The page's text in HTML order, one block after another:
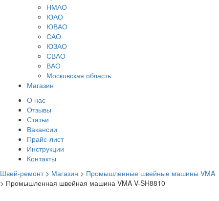
НМАО
ЮАО
ЮВАО
САО
ЮЗАО
СВАО
ВАО
Московская область
Магазин
О нас
Отзывы
Статьи
Вакансии
Прайс-лист
Инструкции
Контакты
Швей-ремонт> Магазин > Промышленные швейные машины VMA
> Промышленная швейная машина VMA V-SH8810